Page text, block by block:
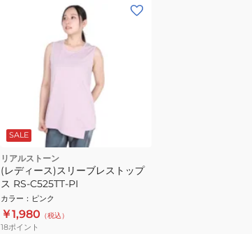
SALE
リアルストーン
(レディース)スリーブレストップ
ス RS-C525TT-PI
カラー ： ピンク
￥1,980 （税込）
18ポイント